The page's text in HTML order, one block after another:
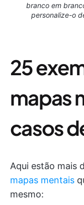
branco em
personalize-o
25
mapas
casos
Aqui estão mais
mapas mentais
mesmo: